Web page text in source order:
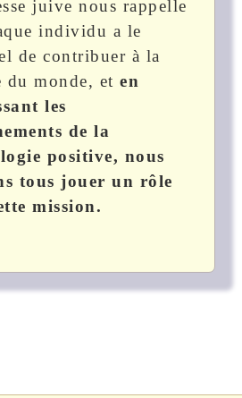
juive nous rappelle
individu a le
de contribuer à la
du monde, et en
les
de la
positive, nous
tous jouer un rôle
mission.